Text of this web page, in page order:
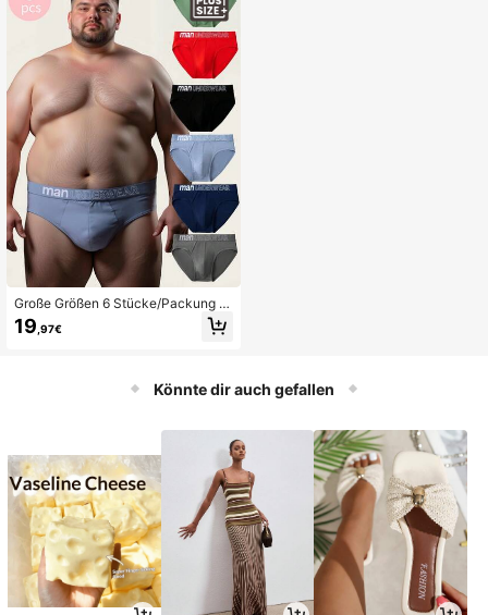
Große Größen 6 Stücke/Packung M
ehrfarbige Unterwäsche für Herren,
weich & bequeme Herren Unterwäs
19 ,97€
Könnte dir auch gefallen